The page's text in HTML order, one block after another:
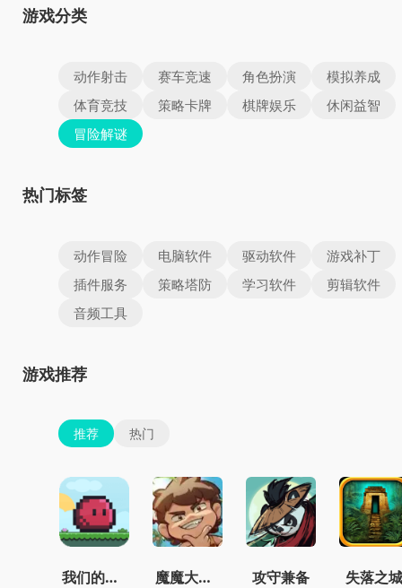
游戏分类
动作射击 赛车竞速 角色扮演
模拟养成
体育竞技
策略卡牌 棋牌娱乐
休闲益智
冒险解谜
热门标签
动作冒险 电脑软件 驱动软件
游戏补丁
插件服务
策略塔防 学习软件
剪辑软件
音频工具
游戏推荐
推荐 热门
我们的世界 魔魔大冒险官方正版 攻守兼备 失落之城